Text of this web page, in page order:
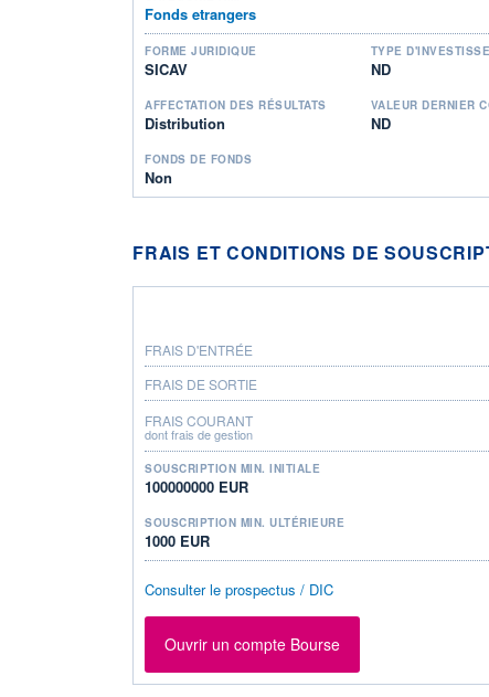
Fonds etrangers
FORME JURIDIQUE
SICAV
TYPE
ND
AFFECTATION DES RÉSULTATS
Distribution
VALEUR DERNIER
ND
FONDS DE FONDS
Non
FRAIS ET CONDITIONS DE
FRAIS D'ENTRÉE
FRAIS DE SORTIE
FRAIS COURANT
dont frais de gestion
SOUSCRIPTION MIN. INITIALE
100000000 EUR
SOUSCRIPTION MIN. ULTÉRIEURE
1000 EUR
Consulter le prospectus / DIC
Ouvrir un compte Bourse